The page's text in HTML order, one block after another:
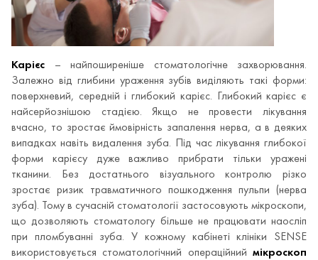
Карієс – найпоширеніше стоматологічне захворювання.
Залежно від глибини ураження зубів виділяють такі форми:
поверхневий, середній і глибокий карієс. Глибокий карієс є
найсерйознішою стадією. Якщо не провести лікування
вчасно, то зростає ймовірність запалення нерва, а в деяких
випадках навіть видалення зуба. Під час лікування глибокої
форми карієсу дуже важливо прибрати тільки уражені
тканини. Без достатнього візуального контролю різко
зростає ризик травматичного пошкодження пульпи (нерва
зуба). Тому в сучасній стоматології застосовують мікроскопи,
що дозволяють стоматологу більше не працювати наосліп
при пломбуванні зуба. У кожному кабінеті клініки SENSE
використовується стоматологічний операційний мікроскоп